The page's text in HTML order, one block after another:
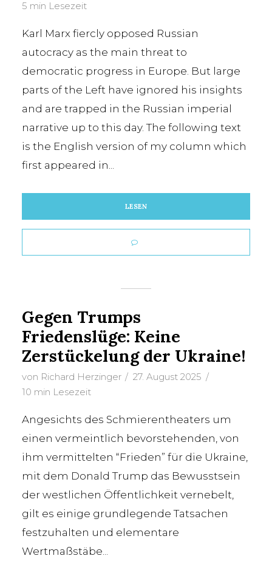
5 min Lesezeit
Karl Marx fiercly opposed Russian
autocracy as the main threat to
democratic progress in Europe. But large
parts of the Left have ignored his insights
and are trapped in the Russian imperial
narrative up to this day. The following text
is the English version of my column which
first appeared in...
LESEN
Gegen Trumps
Friedenslüge: Keine
Zerstückelung der Ukraine!
von Richard Herzinger
27. August 2025
10 min Lesezeit
Angesichts des Schmierentheaters um
einen vermeintlich bevorstehenden, von
ihm vermittelten “Frieden” für die Ukraine,
mit dem Donald Trump das Bewusstsein
der westlichen Öffentlichkeit vernebelt,
gilt es einige grundlegende Tatsachen
festzuhalten und elementare
Wertmaßstäbe...